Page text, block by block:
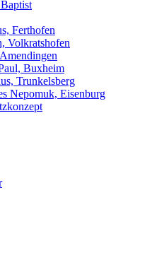
Ferthofen
Volkratshofen
Buxheim
Trunkelsberg
Nepomuk, Eisenburg